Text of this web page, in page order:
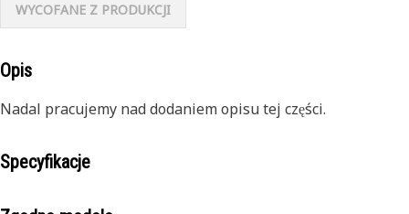
WYCOFANE Z PRODUKCJI
Opis
Nadal pracujemy nad dodaniem opisu tej części.
Specyfikacje